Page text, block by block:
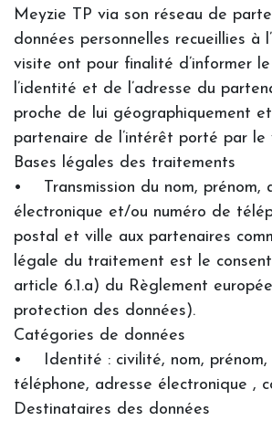
Meyzie TP via son réseau de
données personnelles recueillies à
visite ont pour finalité d’informer
l’identité et de l’adresse du
proche de lui géographiquement
partenaire de l’intérêt porté par le
Bases légales des traitements
• Transmission du nom, prénom,
électronique et/ou numéro de
postal et ville aux partenaires
légale du traitement est le
article 6.1.a) du Règlement
protection des données).
Catégories de données
• Identité : civilité, nom, prénom,
téléphone, adresse électronique ,
Destinataires des données